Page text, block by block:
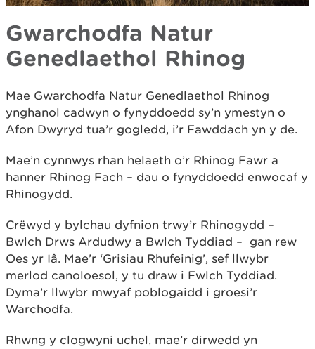
Gwarchodfa Natur
Genedlaethol Rhinog
Mae Gwarchodfa Natur Genedlaethol Rhinog
ynghanol cadwyn o fynyddoedd sy’n ymestyn o
Afon Dwyryd tua’r gogledd, i’r Fawddach yn y de.
Mae’n cynnwys rhan helaeth o’r Rhinog Fawr a
hanner Rhinog Fach – dau o fynyddoedd enwocaf y
Rhinogydd.
Crëwyd y bylchau dyfnion trwy’r Rhinogydd –
Bwlch Drws Ardudwy a Bwlch Tyddiad – gan rew
Oes yr Iâ. Mae’r ‘Grisiau Rhufeinig’, sef llwybr
merlod canoloesol, y tu draw i Fwlch Tyddiad.
Dyma’r llwybr mwyaf poblogaidd i groesi’r
Warchodfa.
Rhwng y clogwyni uchel, mae’r dirwedd yn